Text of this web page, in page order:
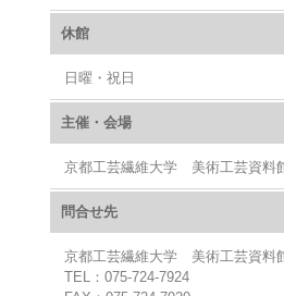
休館
日曜・祝日
主催・会場
京都工芸繊維大学 美術工芸資料
問合せ先
京都工芸繊維大学 美術工芸資料
TEL：075-724-7924